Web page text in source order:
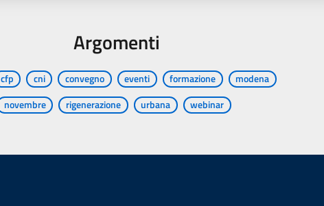
Argomenti
cfp cni convegno eventi formazione
modena
novembre
rigenerazione urbana webinar